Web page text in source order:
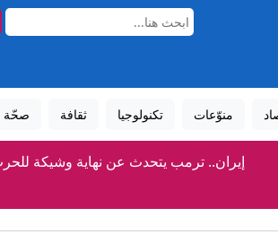
منوّعات تكنولوجيا ثقافة صحّة
إيران.. ترمب يتحدث عن نهاية وشيكة
أوكرانيا والناتو.. عضوية